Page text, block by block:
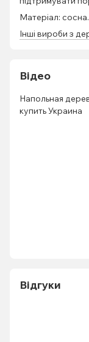
Матеріал: сосна.
Інші вироби з
Відео
Напольная
купить Украина
Відгуки